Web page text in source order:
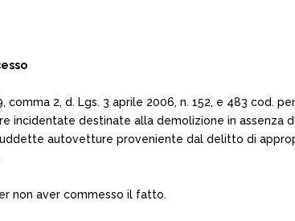
2, d. Lgs. 3 aprile 2006, n. 152, e 483 cod.
destinate alla demolizione in assenza
autovetture proveniente dal delitto di
non aver commesso il fatto.